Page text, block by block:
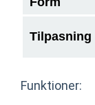
Tilpasning
Funktioner: